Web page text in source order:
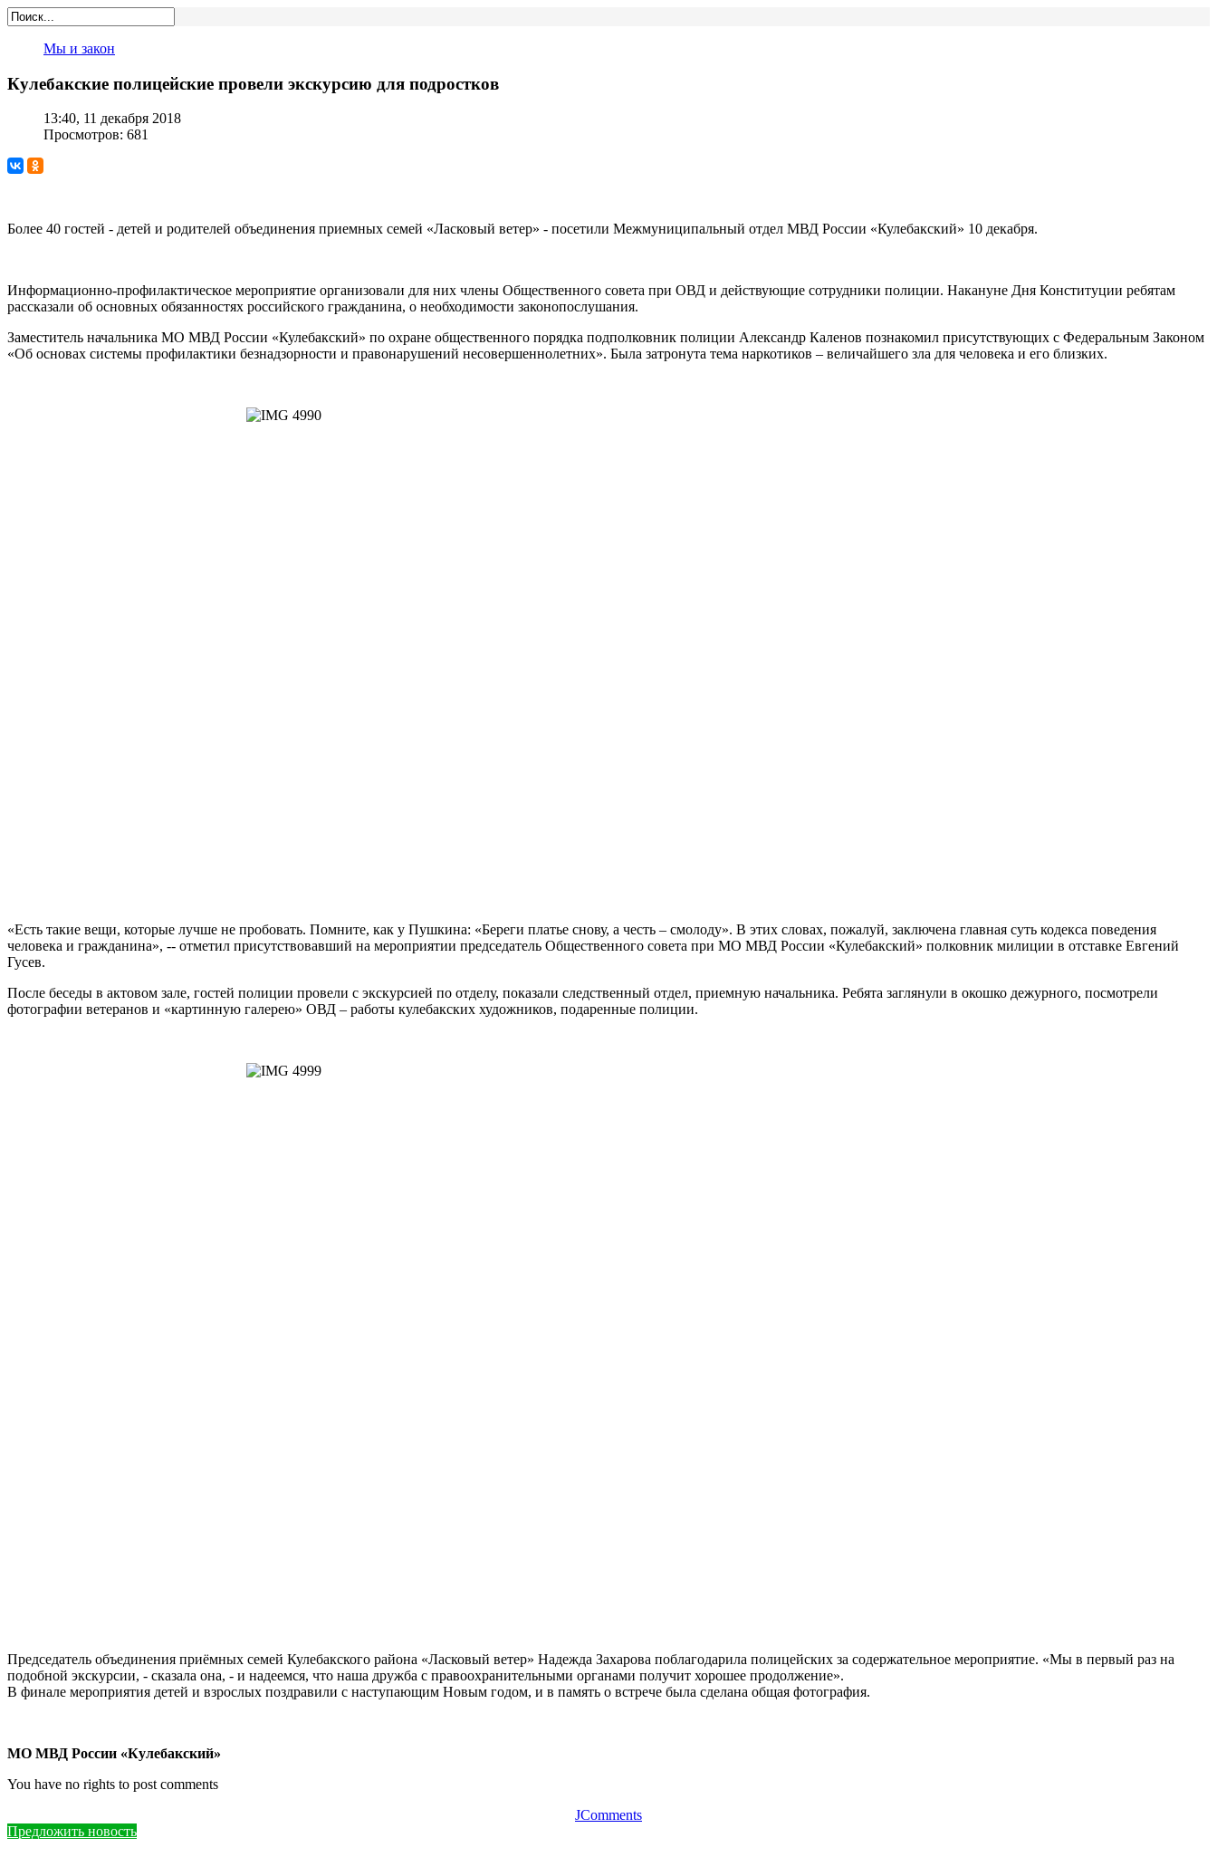
Мы и закон
Кулебакские полицейские провели экскурсию для подростков
13:40, 11 декабря 2018
Просмотров: 681
Более 40 гостей - детей и родителей объединения приемных семей «Ласковый ветер» - посетили Межмуниципальный отдел МВД России «Кулебакский» 10 декабря.
Информационно-профилактическое мероприятие организовали для них члены Общественного совета при ОВД и действующие сотрудники полиции. Накануне Дня Конституции ребятам
рассказали об основных обязанностях российского гражданина, о необходимости законопослушания.
Заместитель начальника МО МВД России «Кулебакский» по охране общественного порядка подполковник полиции Александр Каленов познакомил присутствующих с Федеральным Законом
«Об основах системы профилактики безнадзорности и правонарушений несовершеннолетних». Была затронута тема наркотиков – величайшего зла для человека и его близких.
«Есть такие вещи, которые лучше не пробовать. Помните, как у Пушкина: «Береги платье снову, а честь – смолоду». В этих словах, пожалуй, заключена главная суть кодекса поведения
человека и гражданина», -- отметил присутствовавший на мероприятии председатель Общественного совета при МО МВД России «Кулебакский» полковник милиции в отставке Евгений
Гусев.
После беседы в актовом зале, гостей полиции провели с экскурсией по отделу, показали следственный отдел, приемную начальника. Ребята заглянули в окошко дежурного, посмотрели
фотографии ветеранов и «картинную галерею» ОВД – работы кулебакских художников, подаренные полиции.
Председатель объединения приёмных семей Кулебакского района «Ласковый ветер» Надежда Захарова поблагодарила полицейских за содержательное мероприятие. «Мы в первый раз на
подобной экскурсии, - сказала она, - и надеемся, что наша дружба с правоохранительными органами получит хорошее продолжение».
В финале мероприятия детей и взрослых поздравили с наступающим Новым годом, и в память о встрече была сделана общая фотография.
МО МВД России «Кулебакский»
You have no rights to post comments
JComments
Предложить новость